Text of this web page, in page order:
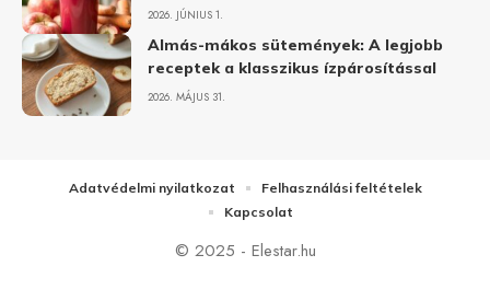
2026. JÚNIUS 1.
Almás-mákos sütemények: A legjobb
receptek a klasszikus ízpárosítással
2026. MÁJUS 31.
© 2025 - Elestar.hu
Adatvédelmi nyilatkozat
Felhasználási feltételek
Kapcsolat